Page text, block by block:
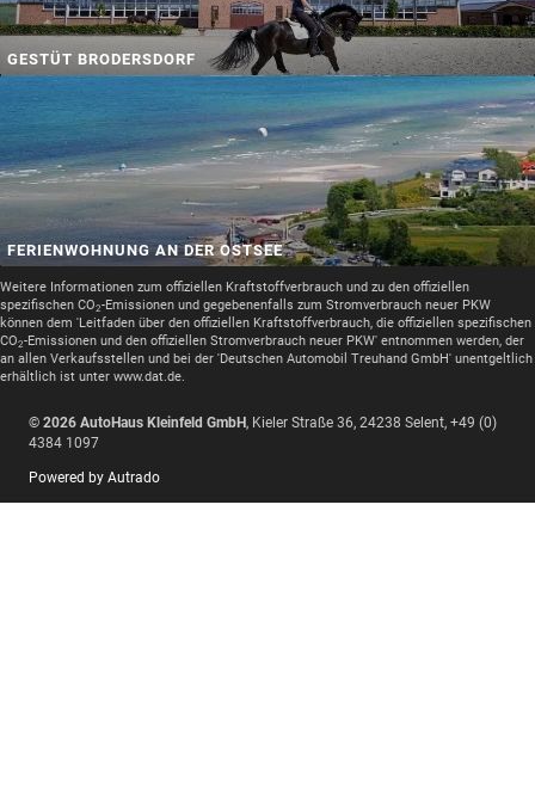
GESTÜT BRODERSDORF
FERIENWOHNUNG AN DER OSTSEE
Weitere Informationen zum offiziellen Kraftstoffverbrauch und zu den offiziellen
spezifischen CO2-Emissionen und gegebenenfalls zum Stromverbrauch neuer PKW
können dem 'Leitfaden über den offiziellen Kraftstoffverbrauch, die offiziellen spezifischen
CO2-Emissionen und den offiziellen Stromverbrauch neuer PKW' entnommen werden, der
an allen Verkaufsstellen und bei der 'Deutschen Automobil Treuhand GmbH' unentgeltlich
erhältlich ist unter www.dat.de.
© 2026 AutoHaus Kleinfeld GmbH, Kieler Straße 36, 24238 Selent, +49 (0)
4384 1097
Powered by Autrado